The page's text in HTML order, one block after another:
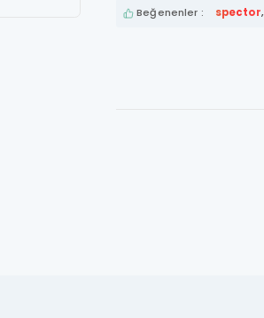
Beğenenler : spector,